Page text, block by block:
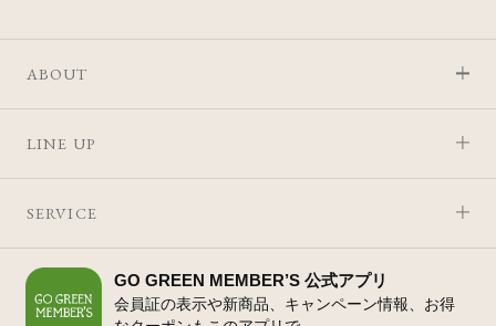
ABOUT
LINE UP
SERVICE
GO GREEN MEMBER’S 公式アプリ
会員証の表示や新商品、キャンペーン情報、お得